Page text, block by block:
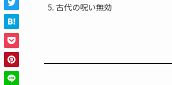
古代の呪い無効